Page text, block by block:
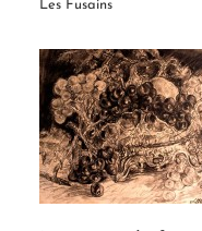
Les Fusains